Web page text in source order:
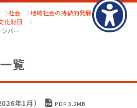
く
社会
地域社会の持続的発展
化財団
バー
覧
年1月） PDF:3.2MB